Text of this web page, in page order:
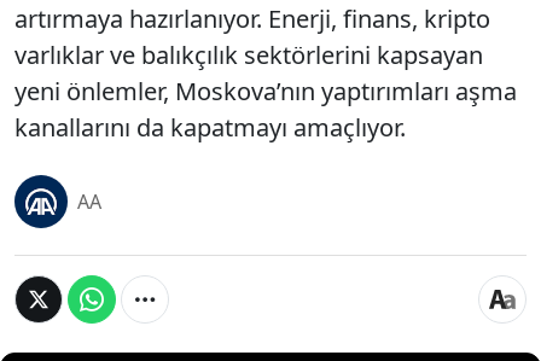
artırmaya hazırlanıyor. Enerji, finans, kripto
varlıklar ve balıkçılık sektörlerini kapsayan
yeni önlemler, Moskova’nın yaptırımları aşma
kanallarını da kapatmayı amaçlıyor.
AA